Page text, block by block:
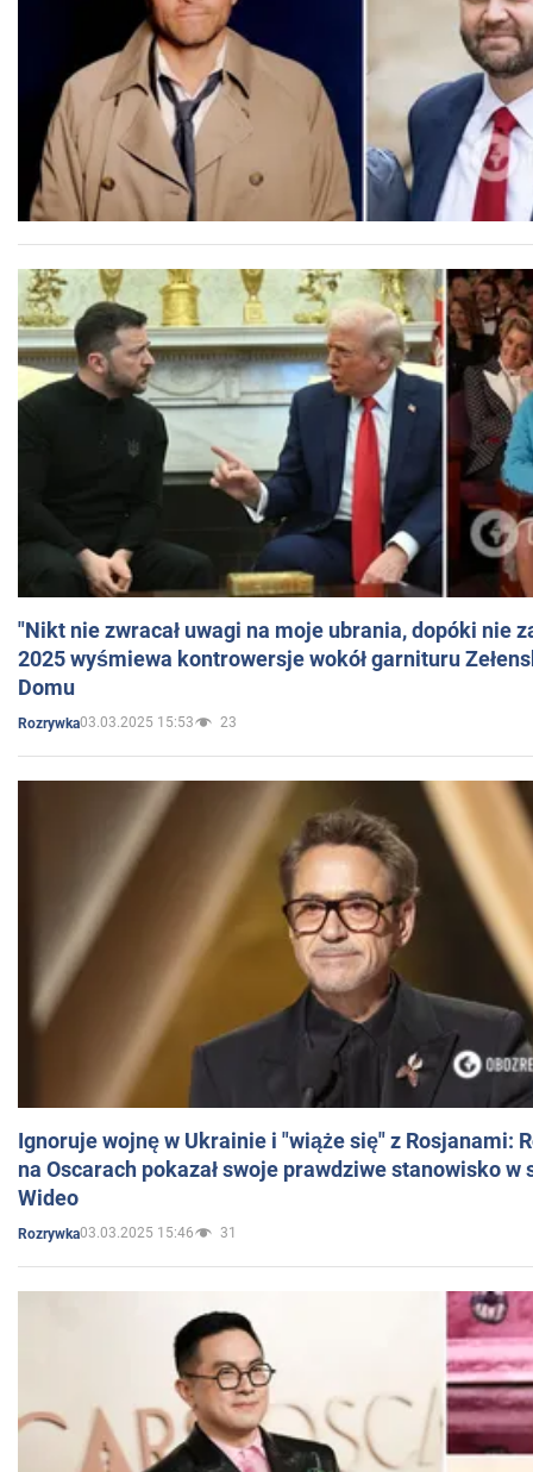
"Nikt nie zwracał uwagi na moje ubrania, dopóki nie
2025 wyśmiewa kontrowersje wokół garnituru
Domu
Rozrywka03.03.2025 15:53 23
Ignoruje wojnę w Ukrainie i "wiąże się" z Rosjanami:
na Oscarach pokazał swoje prawdziwe stanowisko w
Wideo
Rozrywka03.03.2025 15:46 31